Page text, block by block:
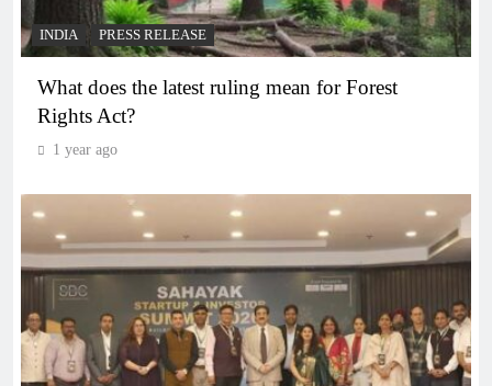
INDIA PRESS RELEASE
What does the latest ruling mean for Forest
Rights Act?
1 year ago